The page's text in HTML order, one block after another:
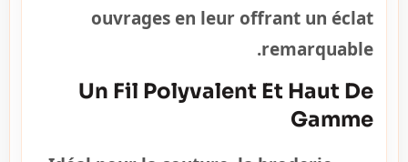
ouvrages en leur offrant un éclat
remarquable.
Un Fil Polyvalent Et Haut De
Gamme